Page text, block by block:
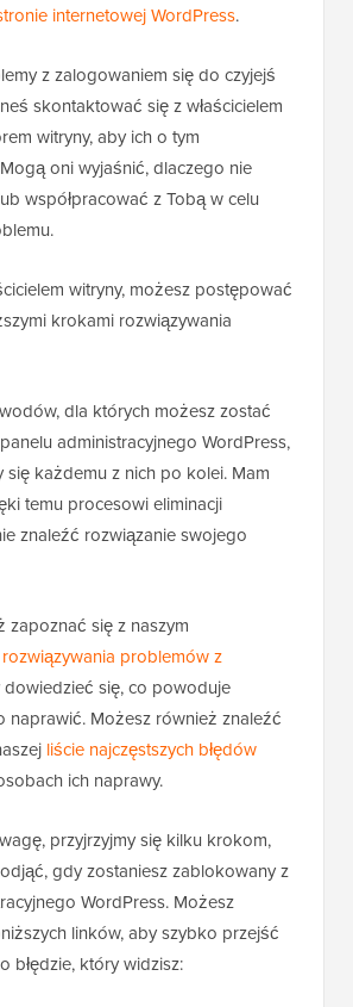
internetowej WordPress.
z zalogowaniem się do czyjejś
skontaktować się z właścicielem
witryny, aby ich o tym
oni wyjaśnić, dlaczego nie
współpracować z Tobą w celu
witryny, możesz postępować
krokami rozwiązywania
dla których możesz zostać
administracyjnego WordPress,
się każdemu z nich po kolei. Mam
temu procesowi eliminacji
znaleźć rozwiązanie swojego
zapoznać się z naszym
problemów z
dowiedzieć się, co powoduje
naprawić. Możesz również znaleźć
liście najczęstszych błędów
ich naprawy.
przyjrzyjmy się kilku krokom,
gdy zostaniesz zablokowany z
WordPress. Możesz
linków, aby szybko przejść
błędzie, który widzisz: